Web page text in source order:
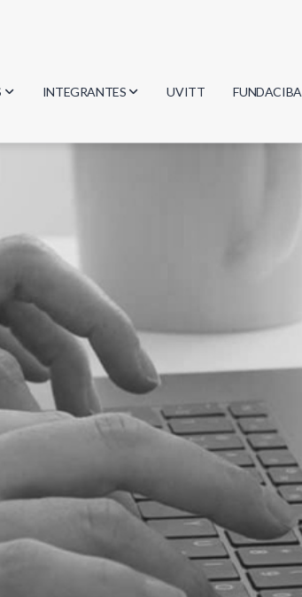
INTEGRANTES
Investigadores
UVITT FUNDACIBA